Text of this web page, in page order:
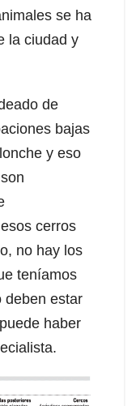
se ha
la ciudad y
de
bajas
y eso
cerros
no hay los
teníamos
deben estar
haber